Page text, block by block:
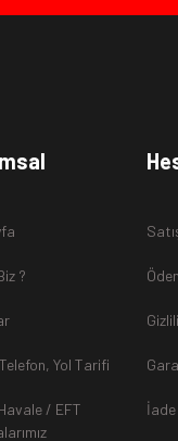
almış
"Gönderici Ödemeli”
?
Yol Tarifi
/ EFT
İade